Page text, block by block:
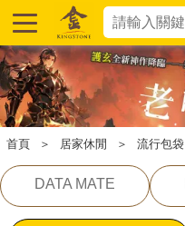
首頁 ＞ 居家休閒 ＞ 流行包袋
DATA MATE